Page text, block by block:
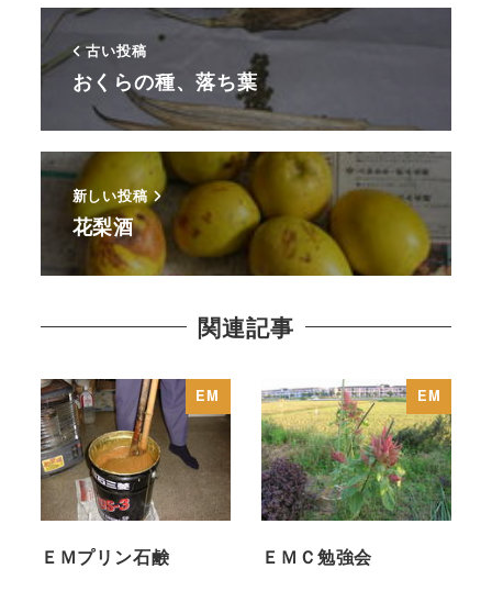
古い投稿
おくらの種、落ち葉
新しい投稿
花梨酒
関連記事
EM
ＥＭプリン石鹸
EM
ＥＭＣ勉強会